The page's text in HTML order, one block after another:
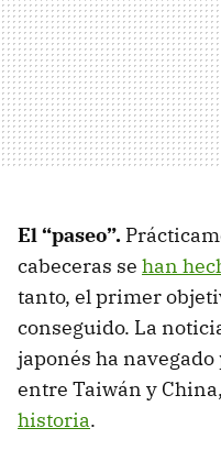
El “paseo”.
cabeceras se han
tanto, el primer
conseguido. La
japonés ha
entre Taiwán y China,
historia.